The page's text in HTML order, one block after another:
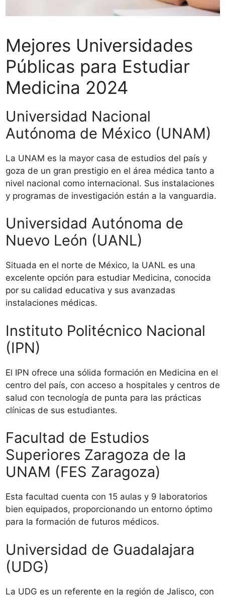
Mejores Universidades
Públicas para Estudiar
Medicina 2024
Universidad Nacional
Autónoma de México (UNAM)
La UNAM es la mayor casa de estudios del país y
goza de un gran prestigio en el área médica tanto a
nivel nacional como internacional. Sus instalaciones
y programas de investigación están a la vanguardia.
Universidad Autónoma de
Nuevo León (UANL)
Situada en el norte de México, la UANL es una
excelente opción para estudiar Medicina, conocida
por su calidad educativa y sus avanzadas
instalaciones médicas.
Instituto Politécnico Nacional
(IPN)
El IPN ofrece una sólida formación en Medicina en el
centro del país, con acceso a hospitales y centros de
salud con tecnología de punta para las prácticas
clínicas de sus estudiantes.
Facultad de Estudios
Superiores Zaragoza de la
UNAM (FES Zaragoza)
Esta facultad cuenta con 15 aulas y 9 laboratorios
bien equipados, proporcionando un entorno óptimo
para la formación de futuros médicos.
Universidad de Guadalajara
(UDG)
La UDG es un referente en la región de Jalisco, con